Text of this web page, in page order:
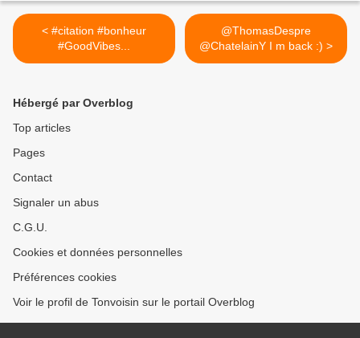
< #citation #bonheur
#GoodVibes...
@ThomasDespre
@ChatelainY I m back :) >
Hébergé par Overblog
Top articles
Pages
Contact
Signaler un abus
C.G.U.
Cookies et données personnelles
Préférences cookies
Voir le profil de Tonvoisin sur le portail Overblog